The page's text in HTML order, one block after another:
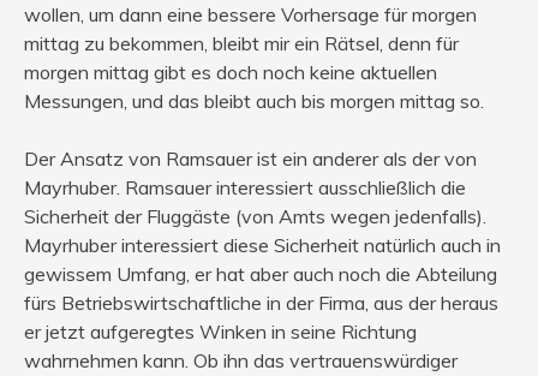
wollen, um dann eine bessere Vorhersage für morgen
mittag zu bekommen, bleibt mir ein Rätsel, denn für
morgen mittag gibt es doch noch keine aktuellen
Messungen, und das bleibt auch bis morgen mittag so.
Der Ansatz von Ramsauer ist ein anderer als der von
Mayrhuber. Ramsauer interessiert ausschließlich die
Sicherheit der Fluggäste (von Amts wegen jedenfalls).
Mayrhuber interessiert diese Sicherheit natürlich auch in
gewissem Umfang, er hat aber auch noch die Abteilung
fürs Betriebswirtschaftliche in der Firma, aus der heraus
er jetzt aufgeregtes Winken in seine Richtung
wahrnehmen kann. Ob ihn das vertrauenswürdiger